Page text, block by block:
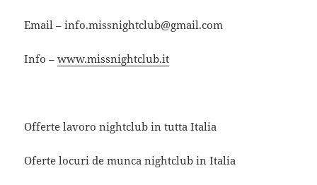
Email – info.missnightclub@gmail.com
Info –www.missnightclub.it
Offerte lavoro nightclub in tutta Italia
Oferte locuri de munca nightclub in Italia